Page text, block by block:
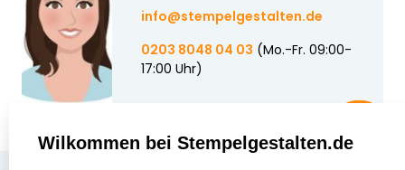
info@stempelgestalten.de
0203 8048 04 03 (Mo.-Fr. 09:00-
17:00 Uhr)
Wilkommen bei Stempelgestalten.de